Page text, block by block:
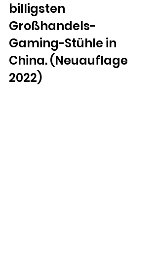
billigsten
Großhandels-
Gaming-Stühle in
China. (Neuauflage
2022)